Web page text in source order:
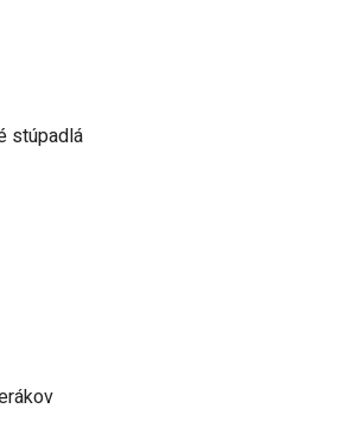
stúpadlá